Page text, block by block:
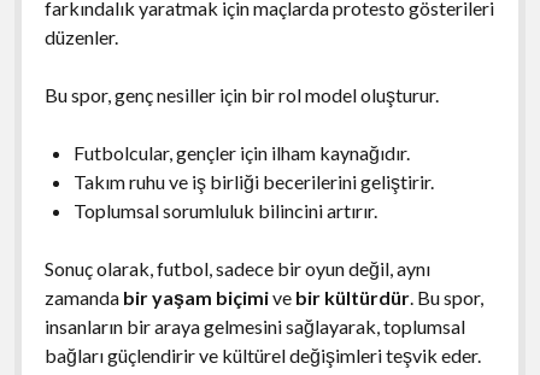
farkındalık yaratmak için maçlarda protesto gösterileri
düzenler.
Bu spor, genç nesiller için bir rol model oluşturur.
Futbolcular, gençler için ilham kaynağıdır.
Takım ruhu ve iş birliği becerilerini geliştirir.
Toplumsal sorumluluk bilincini artırır.
Sonuç olarak, futbol, sadece bir oyun değil, aynı
zamanda bir yaşam biçimive bir kültürdür. Bu spor,
insanların bir araya gelmesini sağlayarak, toplumsal
bağları güçlendirir ve kültürel değişimleri teşvik eder.